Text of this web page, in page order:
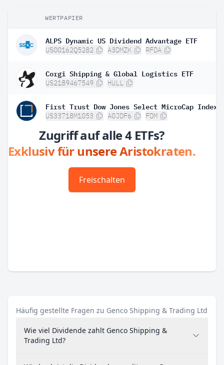
WERTPAPIER
ALPS Dynamic US Dividend Advantage ETF
US00162Q5282 A3DMZK RFDA
Corgi Shipping & Global Logistics ETF
US2189467549 HULL
First Trust Dow Jones Select MicroCap Index
US33718M1053 A0JDF6 FDM
Zugriff auf alle 4 ETFs?
Exklusiv für unsere Aristokraten.
Freischalten
Häufig gestellte Fragen zu Genco Shipping & Trading Ltd
Wie viel Dividende zahlt Genco Shipping &
Trading Ltd?